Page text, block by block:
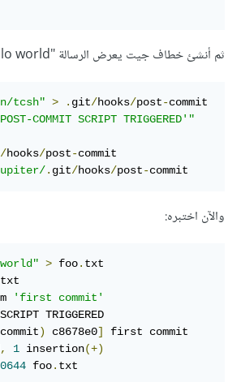
ثم أنشئ خطاف جيت يعرض الرسالة "hello world":
tcsh" > . git/hooks/post-commit
COMMIT SCRIPT TRIGGERED'"
/hooks/post-commit
. git/hooks/post-commit
والآن اختبره:
> foo. txt
txt
m
'first commit'
commit) c8678e0]
, 1 insertion(+)
foo. txt